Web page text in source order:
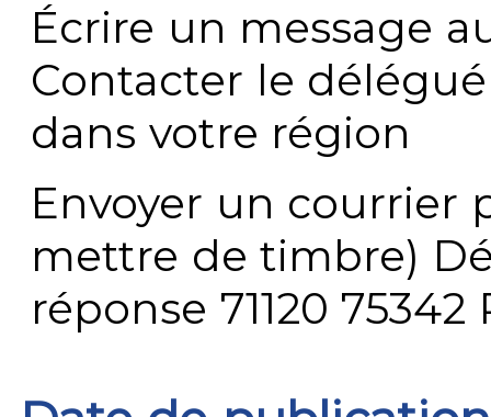
Écrire un message
Contacter le
dans votre région
Envoyer un courrier
mettre de timbre)
réponse 71120 75342